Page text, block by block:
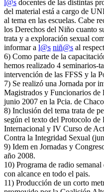
l@s docentes de las distintas
del material está a cargo de
al tema en las escuelas. Cabe
los Derechos del Niño cuanto
trata y a exploración sexual
informar a l@s niñ@s al
6) Como parte de la
hemos realizado 4 seminarios-
intervención de las FFSS y la
7) Se realizó una Jornada por
Magistrados y Funcionarios de
junio 2007 en la Pcia. de
8) Inclusión del tema trata de
según el texto del Protocolo de
Internacional y IV Curso de
Contra la Integridad Sexual
9) Idem en Jornadas y
año 2008.
10) Programa de radio
con alcance en todo el pais.
11) Producción de un corto